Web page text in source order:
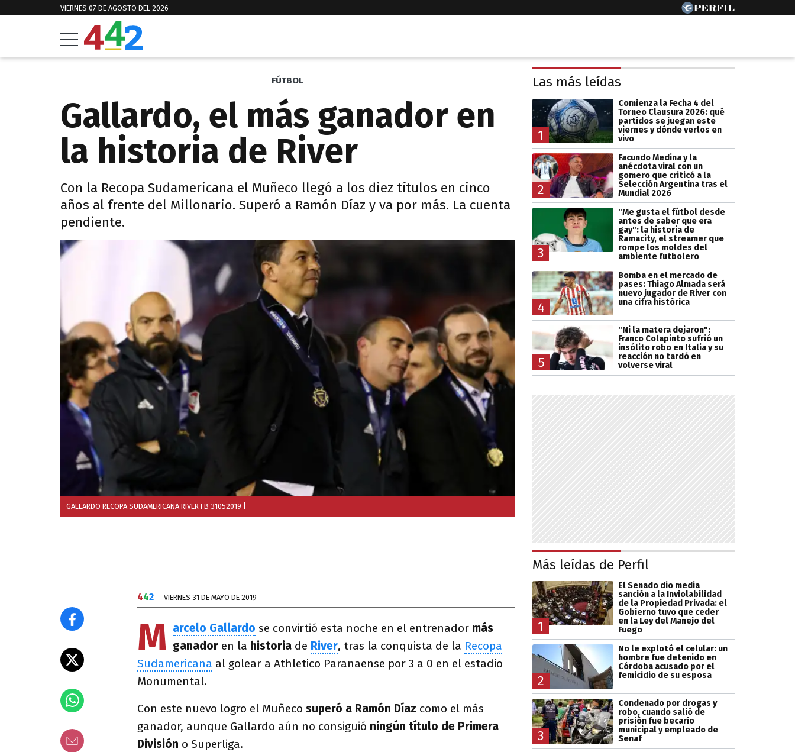
VIERNES 07 DE AGOSTO DEL 2026
FÚTBOL
Gallardo, el más ganador en
la historia de River
Con la Recopa Sudamericana el Muñeco llegó a los diez títulos en cinco
años al frente del Millonario. Superó a Ramón Díaz y va por más. La cuenta
pendiente.
GALLARDO RECOPA SUDAMERICANA RIVER FB 31052019
442 VIERNES 31 DE MAYO DE 2019
M arcelo Gallardo se convirtió esta noche en el entrenador más
ganador en la historia de River, tras la conquista de la Recopa
Sudamericana al golear a Athletico Paranaense por 3 a 0 en el estadio
Monumental.
Con este nuevo logro el Muñeco superó a Ramón Díaz como el más
ganador, aunque Gallardo aún no consiguió ningún título de Primera
División o Superliga.
Las más leídas
1
Comienza la Fecha 4 del
Torneo Clausura 2026: qué
partidos se juegan este
viernes y dónde verlos en
vivo
2
Facundo Medina y la
anécdota viral con un
gomero que criticó a la
Selección Argentina tras el
Mundial 2026
3
"Me gusta el fútbol desde
antes de saber que era
gay": la historia de
Ramacity, el streamer que
rompe los moldes del
ambiente futbolero
4
Bomba en el mercado de
pases: Thiago Almada será
nuevo jugador de River con
una cifra histórica
5
"Ni la matera dejaron":
Franco Colapinto sufrió un
insólito robo en Italia y su
reacción no tardó en
volverse viral
Más leídas de Perfil
1
El Senado dio media
sanción a la Inviolabilidad
de la Propiedad Privada: el
Gobierno tuvo que ceder
en la Ley del Manejo del
Fuego
2
No le explotó el celular: un
hombre fue detenido en
Córdoba acusado por el
femicidio de su esposa
3
Condenado por drogas y
robo, cuando salió de
prisión fue becario
municipal y empleado de
Senaf